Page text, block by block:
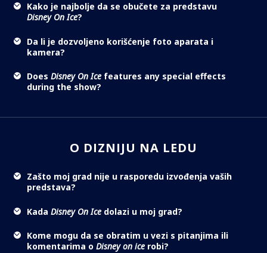
Kako je najbolje da se obučete za predstavu
Disney On Ice?
Da li je dozvoljeno korišćenje foto aparata i
kamera?
Does Disney On Ice features any special effects
during the show?
O DIZNIJU NA LEDU
Zašto moj grad nije u rasporedu izvođenja vaših
predstava?
Kada Disney On Ice dolazi u moj grad?
Kome mogu da se obratim u vezi s pitanjima ili
komentarima o Disney on ice robi?